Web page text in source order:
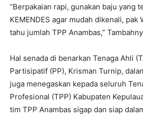
“Berpakaian rapi, gunakan baju yang
KEMENDES agar mudah dikenali, pak
tahu jumlah TPP Anambas,”
Hal senada di benarkan Tenaga Ahli
Partisipatif (PP), Krisman Turnip,
juga menegaskan kepada seluruh
Profesional (TPP) Kabupaten
tim TPP Anambas sigap dan siap